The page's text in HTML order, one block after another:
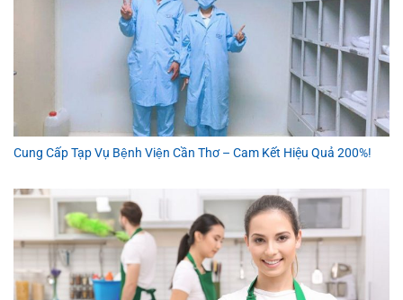
Cung Cấp Tạp Vụ Bệnh Viện Cần Thơ – Cam Kết Hiệu Quả 200%!